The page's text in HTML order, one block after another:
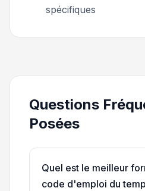
spécifiques
Questions
Posées
Quel est le meilleur
code d'emploi du